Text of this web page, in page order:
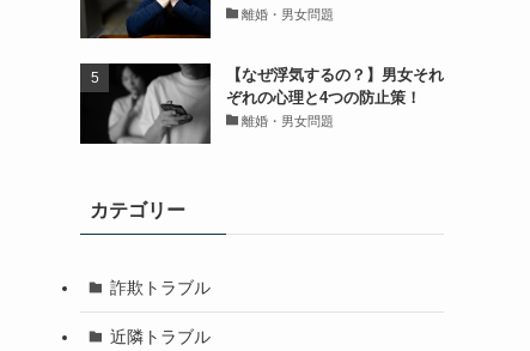
離婚・男女問題
【なぜ浮気するの？】男女それ
ぞれの心理と4つの防止策！
離婚・男女問題
カテゴリー
詐欺トラブル
近隣トラブル